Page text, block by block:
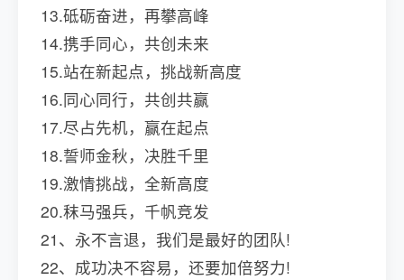
13.砥砺奋进，再攀高峰
14.携手同心，共创未来
15.站在新起点，挑战新高度
16.同心同行，共创共赢
17.尽占先机，赢在起点
18.誓师金秋，决胜千里
19.激情挑战，全新高度
20.秣马强兵，千帆竞发
21、永不言退，我们是最好的团队!
22、成功决不容易，还要加倍努力!